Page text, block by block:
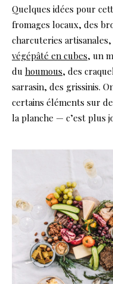
Quelques idées pour
fromages locaux, des
charcuteries
végépâté en cubes, un
du houmous, des
sarrasin, des grissinis.
certains éléments sur
la planche — c’est plus